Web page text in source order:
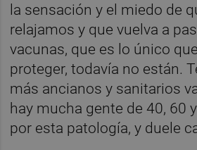
la sensación y el miedo de
relajamos y que vuelva a
vacunas, que es lo único
proteger, todavía no están.
más ancianos y sanitarios
hay mucha gente de 40, 60
por esta patología, y duele